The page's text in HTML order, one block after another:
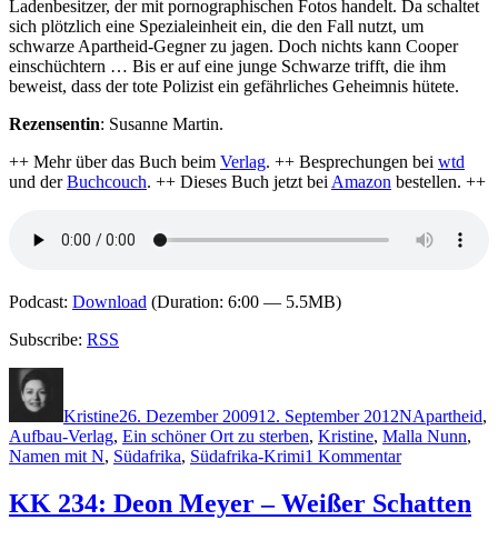
Ladenbesitzer, der mit pornographischen Fotos handelt. Da schaltet
sich plötzlich eine Spezialeinheit ein, die den Fall nutzt, um
schwarze Apartheid-Gegner zu jagen. Doch nichts kann Cooper
einschüchtern … Bis er auf eine junge Schwarze trifft, die ihm
beweist, dass der tote Polizist ein gefährliches Geheimnis hütete.
Rezensentin: Susanne Martin.
++ Mehr über das Buch beim Verlag. ++ Besprechungen bei wtd
und derBuchcouch. ++ Dieses Buch jetzt beiAmazon bestellen. ++
Podcast: Download (Duration: 6:00 — 5.5MB)
Subscribe: RSS
Kristine26. Dezember 200912. September 2012NApartheid,
Aufbau-Verlag, Ein schöner Ort zu sterben, Kristine, Malla Nunn,
Namen mit N, Südafrika, Südafrika-Krimi1 Kommentarzu
309:
Malla
KK 234: Deon Meyer – Weißer Schatten